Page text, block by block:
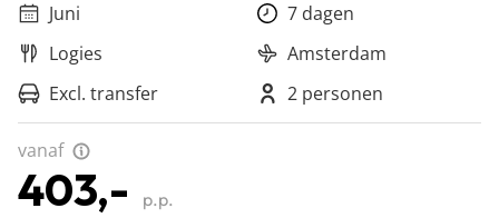
Juni
7 dagen
Logies
Amsterdam
Excl. transfer
2 personen
vanaf
403,- p.p.